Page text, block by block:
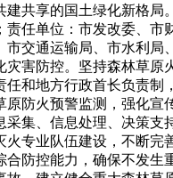
建共享的国土绿化新格局
责任单位：市发改委、市
市交通运输局、市水利局
灾害防控。坚持森林草原
任和地方行政首长负责制
原防火预警监测，强化宣
采集、信息处理、决策支
火专业队伍建设，不断完
合防控能力，确保不发生